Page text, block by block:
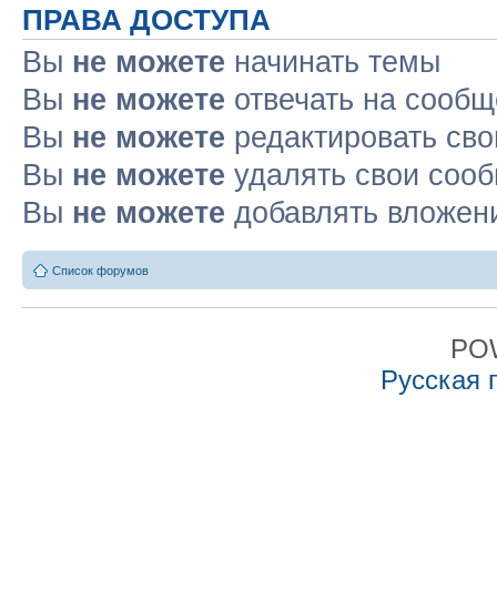
ПРАВА ДОСТУПА
Вы не можете начинать темы
Вы не можете отвечать на
Вы не можете редактировать
Вы не можете удалять свои
Вы не можете добавлять
Список форумов
Русская